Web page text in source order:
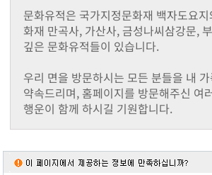
문화유적은 국가지정문화재 백자도요
화재 만곡사, 가산사, 금성나씨삼강문,
깊은 문화유적들이 있습니다.
우리 면을 방문하시는 모든 분들을 내
약속드리며, 홈페이지를 방문해주신 여
행운이 함께 하시길 기원합니다.